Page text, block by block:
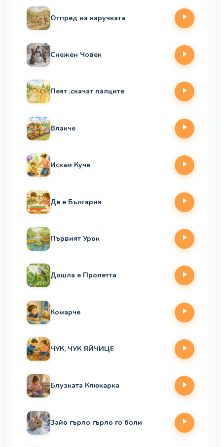
Отпред на каручката
Снежен Човек
Пеят ,скачат палците
Влакче
Искам Куче
Де е България
Първият Урок
Дошла е Пролетта
Комарче
ЧУК, ЧУК ЯЙЧИЦЕ
Блузката Клюкарка
Зайо гърло гърло го боли